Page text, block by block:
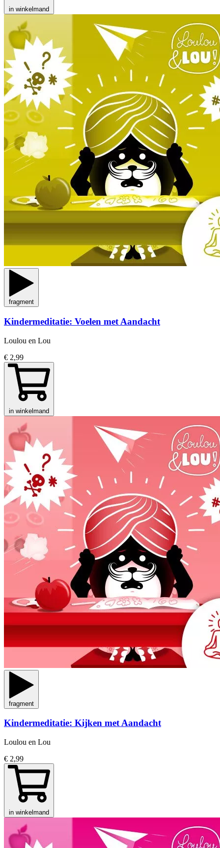
in winkelmand
fragment
Kindermeditatie: Voelen met Aandacht
Loulou en Lou
€ 2,99
in winkelmand
fragment
Kindermeditatie: Kijken met Aandacht
Loulou en Lou
€ 2,99
in winkelmand